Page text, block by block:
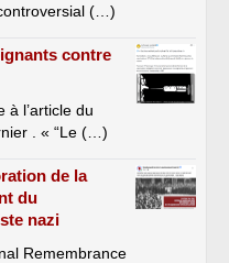
(…)
contre
à l’article du
. « “Le (…)
de la
du
nazi
Remembrance